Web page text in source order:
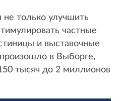
только улучшить
частные
и выставочные
произошло в Выборге,
тысяч до 2 миллионов